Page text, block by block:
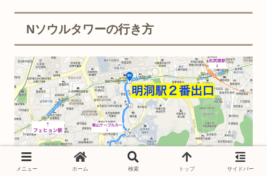
Nソウルタワーの行き方
メニュー ホーム 検索 トップ サイドバー